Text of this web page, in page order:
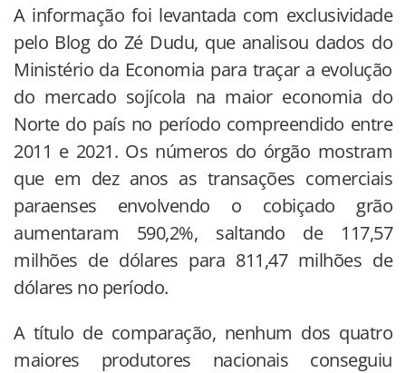
A informação foi levantada com exclusividade
pelo Blog do Zé Dudu, que analisou dados do
Ministério da Economia para traçar a evolução
do mercado sojícola na maior economia do
Norte do país no período compreendido entre
2011 e 2021. Os números do órgão mostram
que em dez anos as transações comerciais
paraenses envolvendo o cobiçado grão
aumentaram 590,2%, saltando de 117,57
milhões de dólares para 811,47 milhões de
dólares no período.
A título de comparação, nenhum dos quatro
maiores produtores nacionais conseguiu